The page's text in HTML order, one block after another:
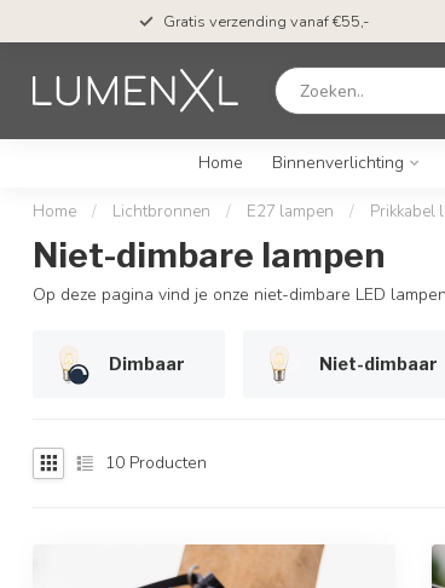
Gratis verzending vanaf €55,-
Home Binnenverlichting
Home / Lichtbronnen / E27 lampen / Prikkabel
Niet-dimbare lampen
Op deze pagina vind je onze niet-dimbare LED
Dimbaar Niet-dimbaar
10 Producten